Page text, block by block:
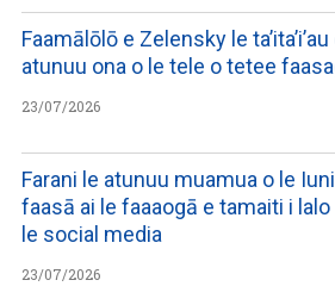
Faamālōlō e Zelensky le
atunuu ona o le tele o tetee
23/07/2026
Farani le atunuu muamua o le
faasā ai le faaaogā e tamaiti i
le social media
23/07/2026